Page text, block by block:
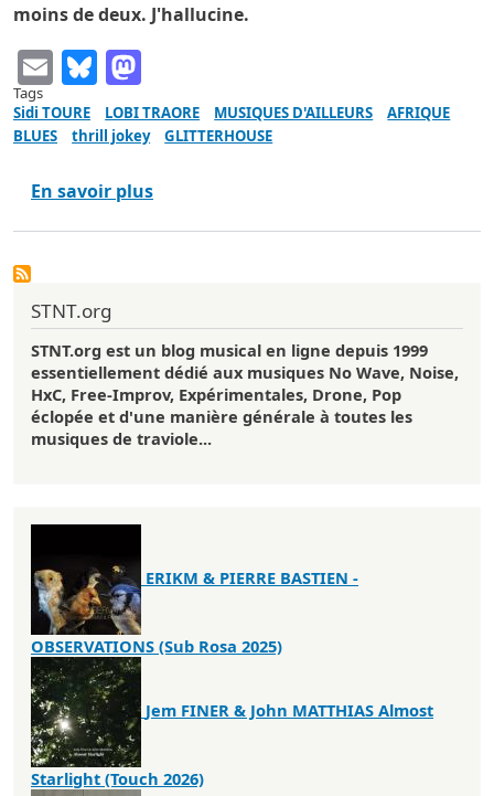
moins de deux. J'hallucine.
EmailBluesky
Tags
Sidi TOURE
LOBI TRAORE MUSIQUES D'AILLEURS
AFRIQUE
BLUES
thrill jokey GLITTERHOUSE
En savoir plussur Sidi TOURE "Sahel Folk" thrill jokey
STNT.org
STNT.org est un blog musical en ligne depuis 1999
essentiellement dédié aux musiques No Wave, Noise,
HxC, Free-Improv, Expérimentales, Drone, Pop
éclopée et d'une manière générale à toutes les
musiques de traviole...
ERIKM & PIERRE BASTIEN -
OBSERVATIONS (Sub Rosa 2025)
Jem FINER & John MATTHIAS Almost
Starlight (Touch 2026)